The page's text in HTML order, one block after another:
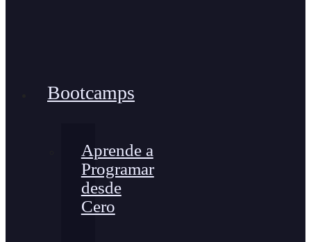
Bootcamps
Aprende a
Programar
desde
Cero